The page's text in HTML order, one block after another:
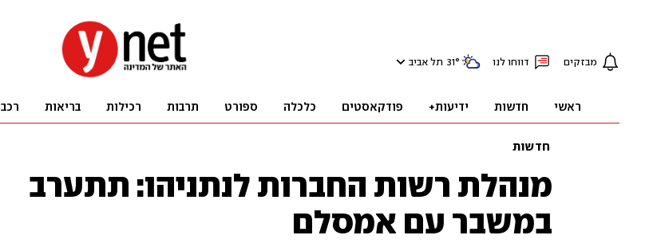
מבזקים דווחו לנו 31° תל אביב
ראשי חדשות ידיעות+ פודקאסטים כלכלה ספורט תרבות רכילות בריאות רכב
חדשות
מנהלת רשות החברות לנתניהו: תתערב
במשבר עם אמסלם